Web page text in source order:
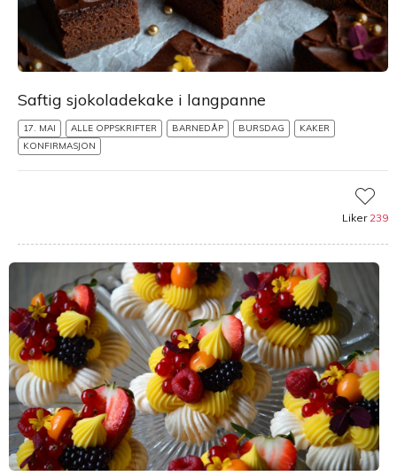
Saftig sjokoladekake i langpanne
17. MAI ALLE OPPSKRIFTER BARNEDÅP BURSDAG
KAKER
KONFIRMASJON
Liker 239